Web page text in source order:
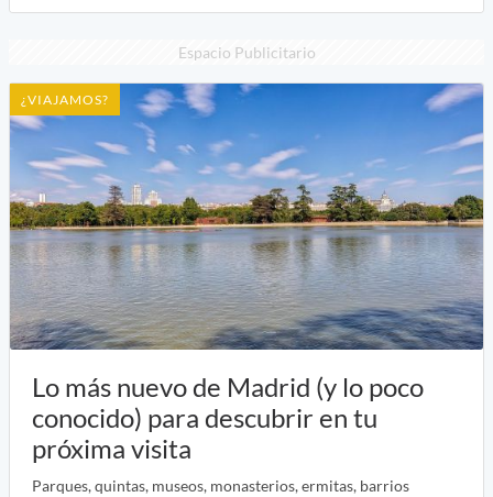
Espacio Publicitario
¿VIAJAMOS?
Lo más nuevo de Madrid (y lo poco
conocido) para descubrir en tu
próxima visita
Parques, quintas, museos, monasterios, ermitas, barrios